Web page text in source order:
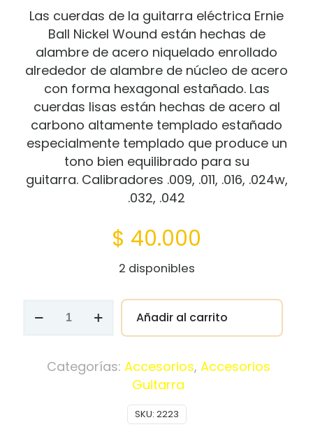
Las cuerdas de la guitarra eléctrica Ernie
Ball Nickel Wound están hechas de
alambre de acero niquelado enrollado
alrededor de alambre de núcleo de acero
con forma hexagonal estañado. Las
cuerdas lisas están hechas de acero al
carbono altamente templado estañado
especialmente templado que produce un
tono bien equilibrado para su
guitarra. Calibradores .009, .011, .016, .024w,
.032, .042
$ 40.000
2 disponibles
Guitarra
Ernie
Añadir al carrito
SKU: 2223
Categorías: Accesorios, Accesorios
Guitarra